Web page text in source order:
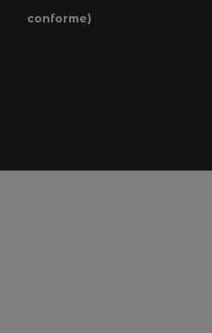
conforme)